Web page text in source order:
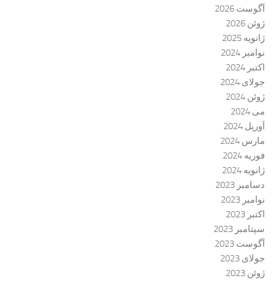
آگوست 2026
ژوئن 2026
ژانویه 2025
نوامبر 2024
اکتبر 2024
جولای 2024
ژوئن 2024
می 2024
آوریل 2024
مارس 2024
فوریه 2024
ژانویه 2024
دسامبر 2023
نوامبر 2023
اکتبر 2023
سپتامبر 2023
آگوست 2023
جولای 2023
ژوئن 2023